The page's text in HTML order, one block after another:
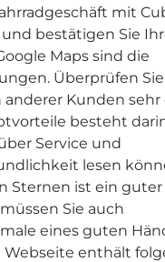
mit
bestätigen Sie
Maps sind die
Überprüfen Sie
Kunden sehr
besteht
Service und
lesen
Sternen ist ein
Sie auch
eines guten
Webseite enthält